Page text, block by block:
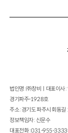
법인명 : ㈜창비ㅣ대표이
경기파주-1928호
주소 : 경기도 파주시 회동
정보책임자 : 신문수
대표전화 : 031-955-